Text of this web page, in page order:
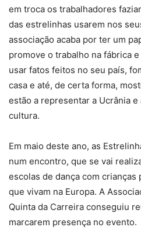
em troca os trabalhadores
das estrelinhas usarem nos
associação acaba por ter um
promove o trabalho na fábrica
usar fatos feitos no seu país,
casa e até, de certa forma,
estão a representar a Ucrânia
cultura.
Em maio deste ano, as
num encontro, que se vai
escolas de dança com
que vivam na Europa. A
Quinta da Carreira conseguiu
marcarem presença no evento.